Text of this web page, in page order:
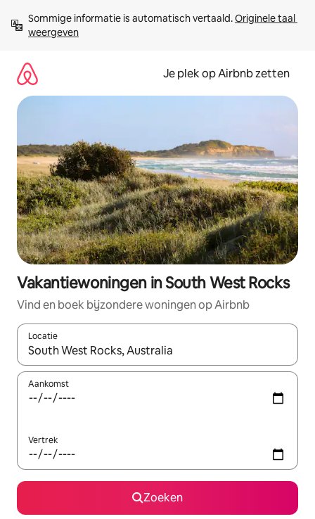
direct
naar
Sommige informatie is automatisch vertaald. Originele taal
weergeven
Je plek op Airbnb zetten
Vakantiewoningen in South West Rocks
Vind en boek bijzondere woningen op Airbnb
Locatie
Wanneer er resultaten beschikbaar zijn, maak je een keuze
Aankomst
Vertrek
Zoeken